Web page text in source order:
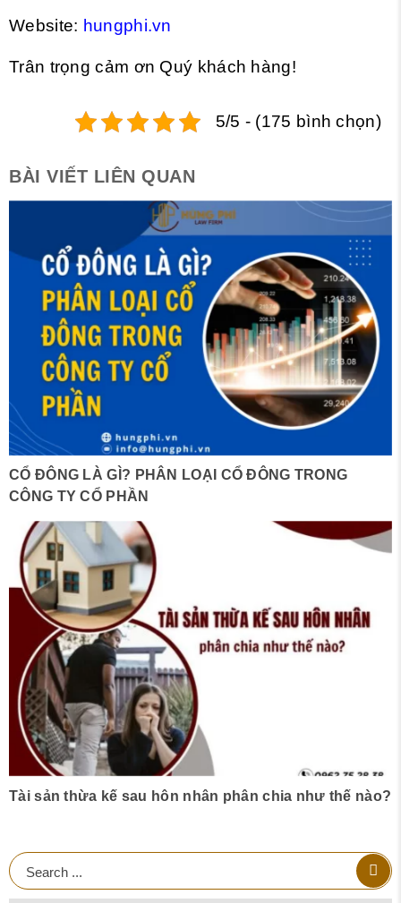
Website: hungphi.vn
Trân trọng cảm ơn Quý khách hàng!
5/5 - (175 bình chọn)
BÀI VIẾT LIÊN QUAN
CỔ ĐÔNG LÀ GÌ? PHÂN LOẠI CỔ ĐÔNG TRONG
CÔNG TY CỔ PHẦN
Tài sản thừa kế sau hôn nhân phân chia như thế nào?